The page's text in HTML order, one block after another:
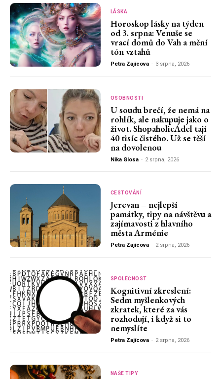
LÁSKA
Horoskop lásky na týden
od 3. srpna: Venuše se
vrací domů do Vah a mění
tón vztahů
Petra Zajícova - 3 srpna, 2026
OSOBNOSTI
U soudu brečí, že nemá na
rohlík, ale nakupuje jako o
život. ShopaholicAdel tají
40 tisíc čistého. Už se těší
na dovolenou
Nika Glosa - 2 srpna, 2026
CESTOVÁNÍ
Jerevan – nejlepší
památky, tipy na návštěvu a
zajímavosti z hlavního
města Arménie
Petra Zajícova - 2 srpna, 2026
SPOLEČNOST
Kognitivní zkreslení:
Sedm myšlenkových
zkratek, které za vás
rozhodují, i když si to
nemyslíte
Petra Zajícova - 2 srpna, 2026
NAŠE TIPY